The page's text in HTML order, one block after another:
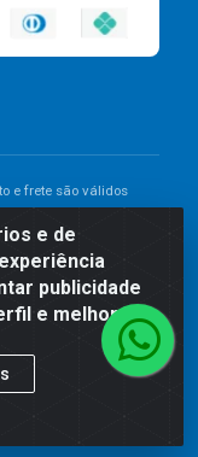
e de
publicidade
e melhorar a
e frete são válidos
o preço que for
do pagamento.
do estoque.
- Av. Congresso
PE - CEP: 55811-
66